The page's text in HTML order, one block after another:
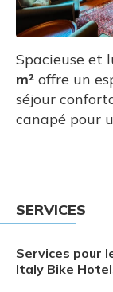
Spacieuse et
m² offre un
séjour
canapé pour
SERVICES
Services pour
Italy Bike